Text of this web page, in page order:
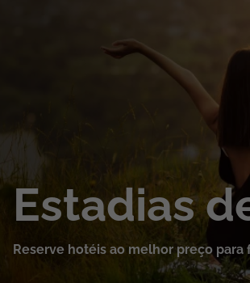
Pacotes de Férias
Cruzeiros
Promoções
Estadias
Reserve hotéis ao melhor preço